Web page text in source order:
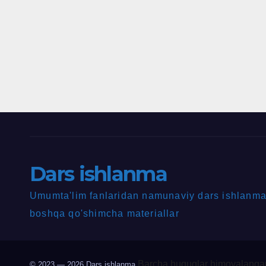
Dars ishlanma
Umumta'lim fanlaridan namunaviy dars
boshqa qo'shimcha materiallar
Barcha huquqlar